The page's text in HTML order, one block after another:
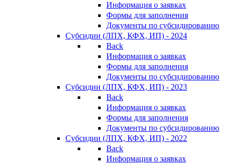
Информация о заявках
Формы для заполнения
Документы по субсидированию
Субсидии (ЛПХ, КФХ, ИП) - 2024
Back
Информация о заявках
Формы для заполнения
Документы по субсидированию
Субсидии (ЛПХ, КФХ, ИП) - 2023
Back
Информация о заявках
Формы для заполнения
Документы по субсидированию
Субсидии (ЛПХ, КФХ, ИП) - 2022
Back
Информация о заявках